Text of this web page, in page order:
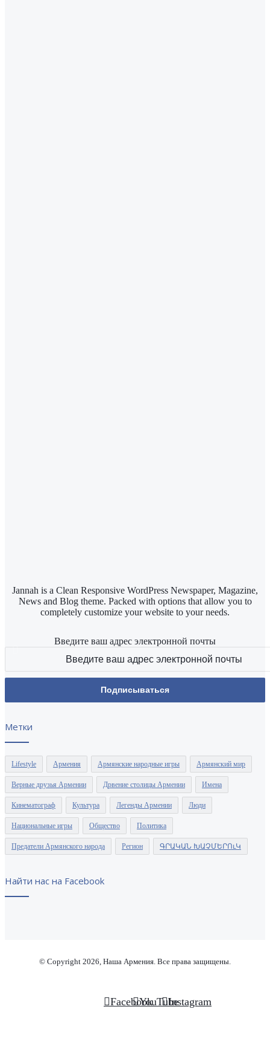
Jannah is a Clean Responsive WordPress Newspaper, Magazine,
News and Blog theme. Packed with options that allow you to
completely customize your website to your needs.
Введите ваш адрес электронной почты
Метки
Lifestyle Армения Армянские народные игры Армянский мир
Верные друзья Армении Дрвение столицы Армении Имена
Кинематограф Культура Легенды Армении Люди
Национальные игры Общество Политика
Предатели Армянского народа Регион ԳՐԱԿԱՆ ԽԱՉՄԵՐՈւԿ
Найти нас на Facebook
© Copyright 2026, Наша Армения. Все права защищены.
FacebookYouTubeInstagram